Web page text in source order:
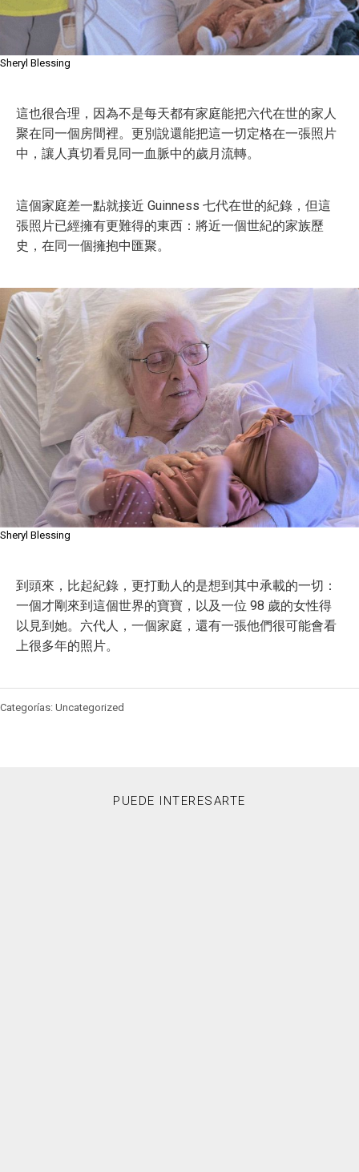
Sheryl Blessing
這也很合理，因為不是每天都有家庭能把六代在世的家人
聚在同一個房間裡。更別說還能把這一切定格在一張照片
中，讓人真切看見同一血脈中的歲月流轉。
這個家庭差一點就接近 Guinness 七代在世的紀錄，但這
張照片已經擁有更難得的東西：將近一個世紀的家族歷
史，在同一個擁抱中匯聚。
Sheryl Blessing
到頭來，比起紀錄，更打動人的是想到其中承載的一切：
一個才剛來到這個世界的寶寶，以及一位 98 歲的女性得
以見到她。六代人，一個家庭，還有一張他們很可能會看
上很多年的照片。
Categorías: Uncategorized
PUEDE INTERESARTE